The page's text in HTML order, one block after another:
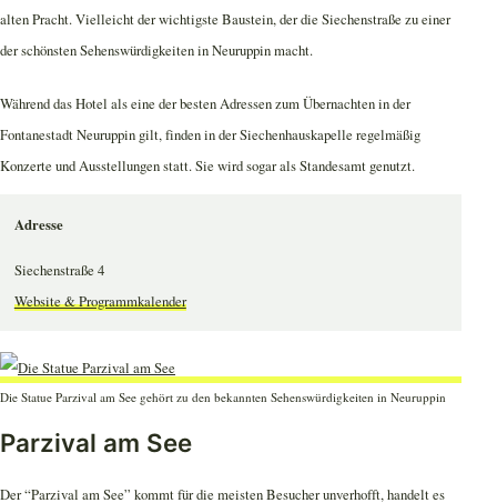
alten Pracht. Vielleicht der wichtigste Baustein, der die Siechenstraße zu einer
der schönsten Sehenswürdigkeiten in Neuruppin macht.
Während das Hotel als eine der besten Adressen zum Übernachten in der
Fontanestadt Neuruppin gilt, finden in der Siechenhauskapelle regelmäßig
Konzerte und Ausstellungen statt. Sie wird sogar als Standesamt genutzt.
Adresse
Siechenstraße 4
Website & Programmkalender
Die Statue Parzival am See gehört zu den bekannten Sehenswürdigkeiten in Neuruppin
Parzival am See
Der “Parzival am See” kommt für die meisten Besucher unverhofft, handelt es